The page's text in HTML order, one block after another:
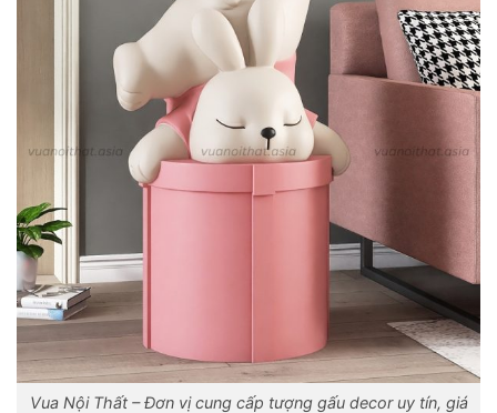
Vua Nội Thất – Đơn vị cung cấp tượng gấu decor uy tín, giá